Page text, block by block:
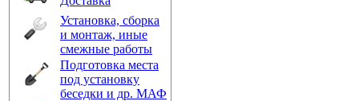
Установка, сборка
и монтаж, иные
смежные работы
Подготовка места
под установку
беседки и др. МАФ